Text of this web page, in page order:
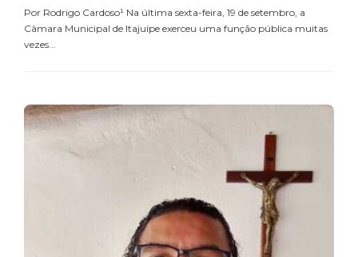
Por Rodrigo Cardoso¹ Na última sexta-feira, 19 de setembro, a
Câmara Municipal de Itajuípe exerceu uma função pública muitas
vezes...